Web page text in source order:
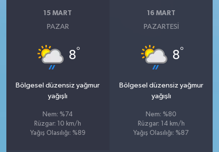
15 MART
PAZAR
8°
Bölgesel düzensiz yağmur
yağışlı
Nem: %74
Rüzgar: 10 km/h
Yağış Olasılığı: %89
16 MART
PAZARTESI
8°
Bölgesel düzensiz yağmur
yağışlı
Nem: %80
Rüzgar: 14 km/h
Yağış Olasılığı: %87